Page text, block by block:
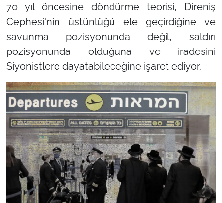
70 yıl öncesine döndürme teorisi, Direniş
Cephesi'nin üstünlüğü ele geçirdiğine ve
savunma pozisyonunda değil, saldırı
pozisyonunda olduğuna ve iradesini
Siyonistlere dayatabileceğine işaret ediyor.